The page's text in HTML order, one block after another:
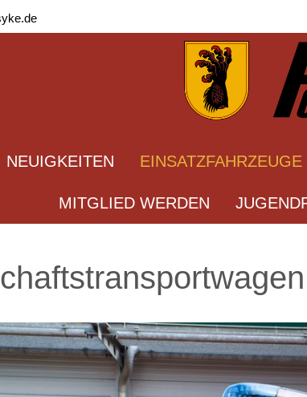
NEUIGKEITEN EINSATZFAHRZEUGE
MITGLIED WERDEN